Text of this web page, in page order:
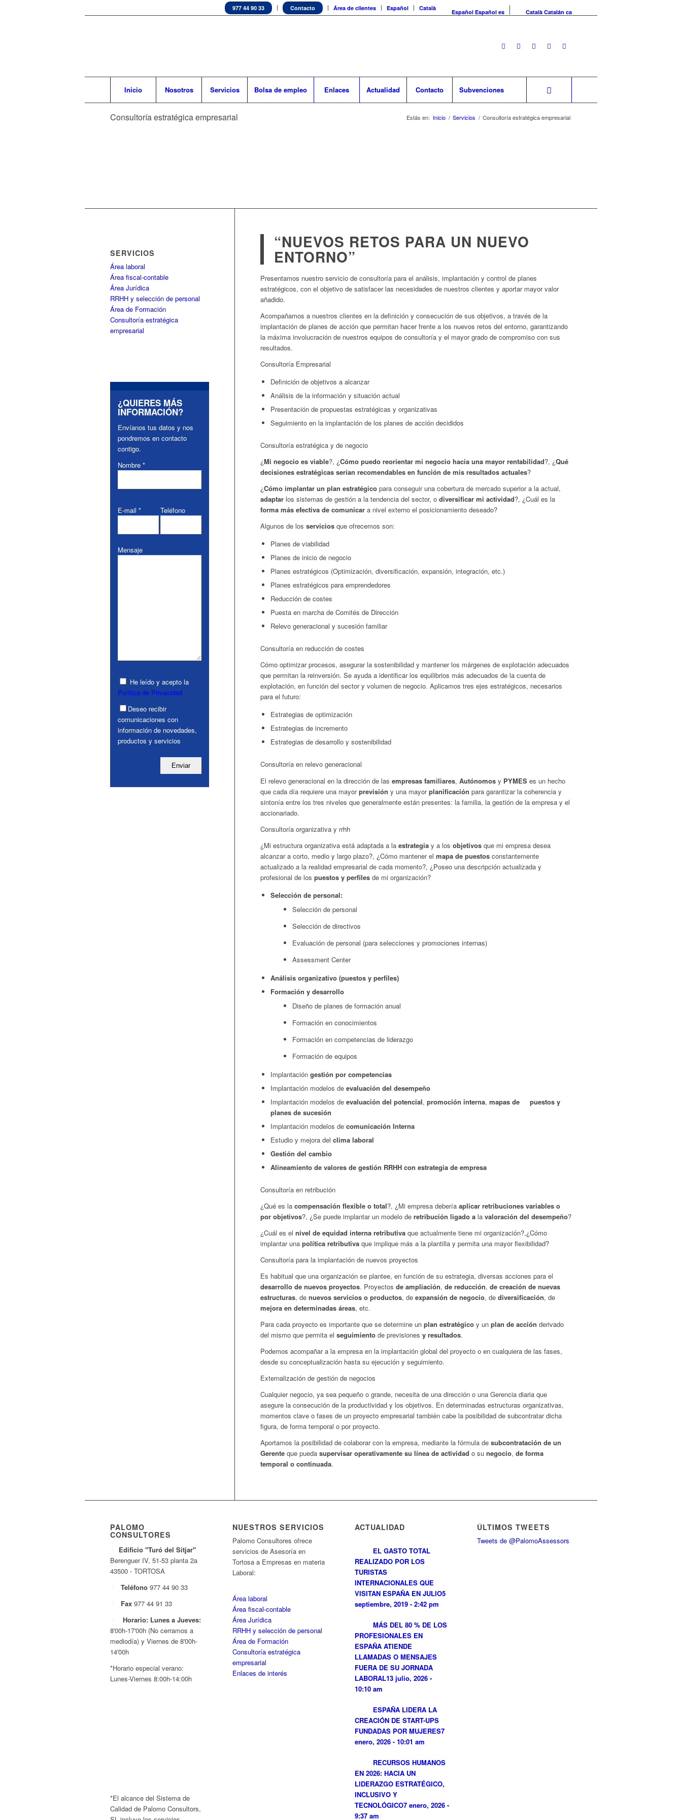
977 44 90 33 Contacto Área de clientes Español Català
Español Español es Català Catalán ca
Inicio Nosotros Servicios Bolsa de empleo Enlaces Actualidad Contacto Subvenciones
Consultoría estratégica empresarial Estás en: Inicio / Servicios / Consultoría estratégica empresarial
“NUEVOS RETOS PARA UN NUEVO
ENTORNO”
Presentamos nuestro servicio de consultoría para el análisis, implantación y control de planes
estratégicos, con el objetivo de satisfacer las necesidades de nuestros clientes y aportar mayor valor
añadido.
Acompañamos a nuestros clientes en la definición y consecución de sus objetivos, a través de la
implantación de planes de acción que permitan hacer frente a los nuevos retos del entorno, garantizando
la máxima involucración de nuestros equipos de consultoría y el mayor grado de compromiso con sus
resultados.
Consultoría Empresarial
Definición de objetivos a alcanzar
Análisis de la información y situación actual
Presentación de propuestas estratégicas y organizativas
Seguimiento en la implantación de los planes de acción decididos
Consultoría estratégica y de negocio
¿Mi negocio es viable?, ¿Cómo puedo reorientar mi negocio hacia una mayor rentabilidad?, ¿Qué
decisiones estratégicas serían recomendables en función de mis resultados actuales?
¿Cómo implantar un plan estratégicopara conseguir una cobertura de mercado superior a la actual,
adaptar los sistemas de gestión a la tendencia del sector, o diversificar mi actividad?, ¿Cuál es la
forma más efectiva de comunicara nivel externo el posicionamiento deseado?
Algunos de los serviciosque ofrecemos son:
Planes de viabilidad
Planes de inicio de negocio
Planes estratégicos (Optimización, diversificación, expansión, integración, etc.)
Planes estratégicos para emprendedores
Reducción de costes
Puesta en marcha de Comités de Dirección
Relevo generacional y sucesión familiar
Consultoría en reducción de costes
Cómo optimizar procesos, asegurar la sostenibilidad y mantener los márgenes de explotación adecuados
que permitan la reinversión. Se ayuda a identificar los equilibrios más adecuados de la cuenta de
explotación, en función del sector y volumen de negocio. Aplicamos tres ejes estratégicos, necesarios
para el futuro:
Estrategias de optimización
Estrategias de incremento
Estrategias de desarrollo y sostenibilidad
Consultoría en relevo generacional
El relevo generacional en la dirección de las empresas familiares, Autónomosy PYMESes un hecho
que cada día requiere una mayorprevisión y una mayorplanificación para garantizar la coherencia y
sintonía entre los tres niveles que generalmente están presentes: la familia, la gestión de la empresa y el
accionariado.
Consultoría organizativa y rrhh
¿Mi estructura organizativa está adaptada a la estrategiay a los objetivosque mi empresa desea
alcanzar a corto, medio y largo plazo?, ¿Cómo mantener el mapa de puestosconstantemente
actualizado a la realidad empresarial de cada momento?, ¿Poseo una descripción actualizada y
profesional de los puestos y perfilesde mi organización?
Selección de personal:
Selección de personal
Selección de directivos
Evaluación de personal (para selecciones y promociones internas)
Assessment Center
Análisis organizativo (puestos y perfiles)
Formación y desarrollo
Diseño de planes de formación anual
Formación en conocimientos
Formación en competencias de liderazgo
Formación de equipos
Implantación gestión por competencias
Implantación modelos deevaluación del desempeño
Implantación modelos de evaluación del potencial, promoción interna, mapas de puestos y
planes de sucesión
Implantación modelos de comunicación Interna
Estudio y mejora del clima laboral
Gestión del cambio
Alineamiento de valores de gestión RRHH con estrategia de empresa
Consultoría en retribución
¿Qué es la compensación flexible o total?, ¿Mi empresa debería aplicar retribuciones variables o
por objetivos?, ¿Se puede implantar un modelo de retribución ligado ala valoración del desempeño?
¿Cuál es el nivel de equidad interna retributivaque actualmente tiene mi organización?,¿Cómo
implantar una política retributivaque implique más a la plantilla y permita una mayor flexibilidad?
Consultoría para la implantación de nuevos proyectos
Es habitual que una organización se plantee, en función de su estrategia, diversas acciones para el
desarrollo de nuevos proyectos. Proyectos de ampliación, de reducción, de creación de nuevas
estructuras, de nuevos servicios o productos, de expansión de negocio, de diversificación, de
mejora en determinadas áreas, etc.
Para cada proyecto es importante que se determine un plan estratégicoy un plan de acción derivado
del mismo que permita el seguimientode previsiones y resultados.
Podemos acompañar a la empresa en la implantación global del proyecto o en cualquiera de las fases,
desde su conceptualización hasta su ejecución y seguimiento.
Externalización de gestión de negocios
Cualquier negocio, ya sea pequeño o grande, necesita de una dirección o una Gerencia diaria que
asegure la consecución de la productividad y los objetivos. En determinadas estructuras organizativas,
momentos clave o fases de un proyecto empresarial también cabe la posibilidad de subcontratar dicha
figura, de forma temporal o por proyecto.
Aportamos la posibilidad de colaborar con la empresa, mediante la fórmula de subcontratación de un
Gerenteque pueda supervisar operativamente su línea de actividad o su negocio, de forma
temporal o continuada.
SERVICIOS
Área laboral
Área fiscal-contable
Área Jurídica
RRHH y selección de personal
Área de Formación
Consultoría estratégica
empresarial
¿QUIERES MÁS
INFORMACIÓN?
Envíanos tus datos y nos
pondremos en contacto
contigo.
Nombre *
E-mail * Teléfono
Mensaje
He leído y acepto la
Política de Privacidad
Deseo recibir
comunicaciones con
información de novedades,
productos y servicios
PALOMO
CONSULTORES
Edificio "Turó del Sitjar"
Berenguer IV, 51-53 planta 2a
43500 - TORTOSA
Teléfono977 44 90 33
Fax977 44 91 33
Horario: Lunes a Jueves:
8'00h-17'00h (No cerramos a
mediodía) y Viernes de 8'00h-
14'00h
*Horario especial verano:
Lunes-Viernes 8:00h-14:00h
*El alcance del Sistema de
Calidad de Palomo Consultors,
NUESTROS SERVICIOS
Palomo Consultores ofrece
servicios de Asesoría en
Tortosa a Empresas en materia
Laboral:
Área laboral
Área fiscal-contable
Área Jurídica
RRHH y selección de personal
Área de Formación
Consultoría estratégica
empresarial
Enlaces de interés
ACTUALIDAD
EL GASTO TOTAL
REALIZADO POR LOS
TURISTAS
INTERNACIONALES QUE
VISITAN ESPAÑA EN JULIO5
septiembre, 2019 - 2:42 pm
MÁS DEL 80 % DE LOS
PROFESIONALES EN
ESPAÑA ATIENDE
LLAMADAS O MENSAJES
FUERA DE SU JORNADA
LABORAL13 julio, 2026 -
10:10 am
ESPAÑA LIDERA LA
CREACIÓN DE START-UPS
FUNDADAS POR MUJERES7
enero, 2026 - 10:01 am
RECURSOS HUMANOS
EN 2026: HACIA UN
LIDERAZGO ESTRATÉGICO,
INCLUSIVO Y
TECNOLÓGICO7 enero, 2026 -
9:37 am
ÚLTIMOS TWEETS
Tweets de @PalomoAssessors